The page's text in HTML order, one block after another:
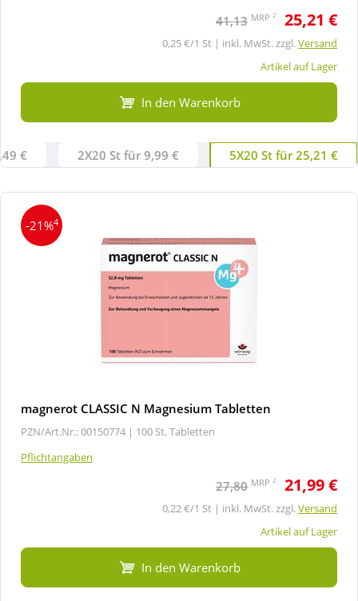
41,13 MRP 2 25,21 €
0,25 €/1 St | inkl. MwSt. zzgl.Versand
Artikel auf Lager
In den Warenkorb
€ 2X20 St für 9,99 € 5X20 St für 25,21 €
-21%4
magnerot CLASSIC N Magnesium Tabletten
PZN/Art.Nr.: 00150774 | 100 St, Tabletten
Pflichtangaben
27,80 MRP 2 21,99 €
0,22 €/1 St | inkl. MwSt. zzgl.Versand
Artikel auf Lager
In den Warenkorb